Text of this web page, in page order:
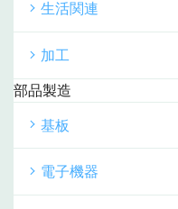
生活関連
加工
部品製造
基板
電子機器